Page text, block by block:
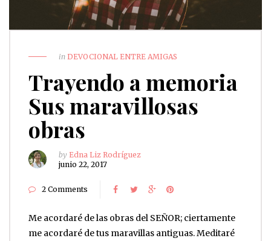
in DEVOCIONAL ENTRE AMIGAS
Trayendo a memoria
Sus maravillosas
obras
by Edna Liz Rodríguez
junio 22, 2017
2 Comments
Me acordaré de las obras del SEÑOR; ciertamente
me acordaré de tus maravillas antiguas. Meditaré